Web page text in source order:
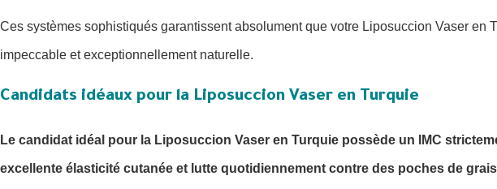
Ces systèmes sophistiqués garantissent absolument que votre Liposuccion Vaser en
impeccable et exceptionnellement naturelle.
Candidats idéaux pour la Liposuccion Vaser en Turquie
Le candidat idéal pour la Liposuccion Vaser en Turquie possède un IMC
excellente élasticité cutanée et lutte quotidiennement contre des poches de